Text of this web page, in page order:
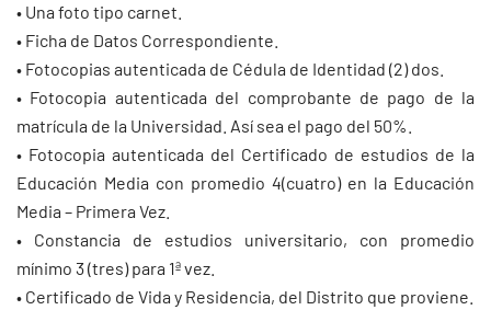
• Una foto tipo carnet.
• Ficha de Datos Correspondiente.
• Fotocopias autenticada de Cédula de Identidad (2) dos.
• Fotocopia autenticada del comprobante de pago de la
matrícula de la Universidad. Así sea el pago del 50%.
• Fotocopia autenticada del Certificado de estudios de la
Educación Media con promedio 4(cuatro) en la Educación
Media – Primera Vez.
• Constancia de estudios universitario, con promedio
mínimo 3 (tres) para 1ª vez.
• Certificado de Vida y Residencia, del Distrito que proviene.